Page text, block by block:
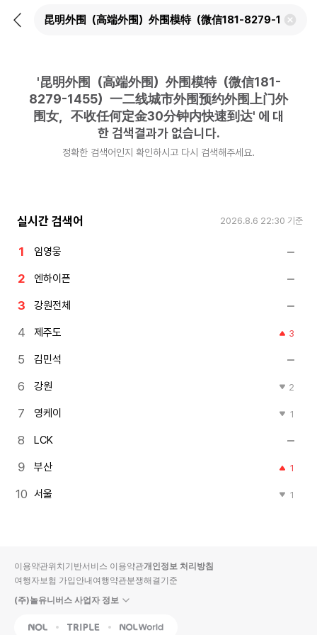
뒤
검
'昆明外围（高端外围）外围模特（微信181-
8279-1455）一二线城市外围预约外围上门外
围女，不收任何定金30分钟内快速到达' 에 대
한 검색결과가 없습니다.
정확한 검색어인지 확인하시고 다시 검색해주세요.
실시간 검색어 2026.8.6 22:30 기준
임영웅
엔하이픈
강원전체
제주도 3
김민석
강원 2
영케이 1
LCK
부산 1
서울 1
이용약관위치기반서비스 이용약관개인정보 처리방침
여행자보험 가입안내여행약관분쟁해결기준
(주)놀유니버스 사업자 정보
NOL Triple Interpark Global